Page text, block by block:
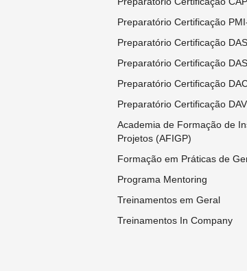
Preparatório Certificação
Preparatório Certificação
Preparatório Certificação
Preparatório Certificação
Preparatório Certificação
Academia de Formação de
Projetos (AFIGP)
Formação em Práticas de
Programa Mentoring
Treinamentos em Geral
Treinamentos In Company